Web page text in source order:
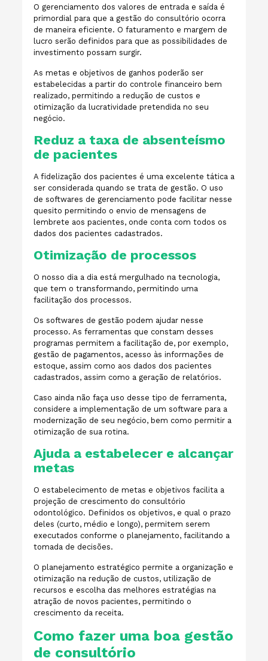
O gerenciamento dos valores de entrada e saída é
primordial para que a gestão do consultório ocorra
de maneira eficiente. O faturamento e margem de
lucro serão definidos para que as possibilidades de
investimento possam surgir.
As metas e objetivos de ganhos poderão ser
estabelecidas a partir do controle financeiro bem
realizado, permitindo a redução de custos e
otimização da lucratividade pretendida no seu
negócio.
Reduz a taxa de absenteísmo
de pacientes
A fidelização dos pacientes é uma excelente tática a
ser considerada quando se trata de gestão. O uso
de softwares de gerenciamento pode facilitar nesse
quesito permitindo o envio de mensagens de
lembrete aos pacientes, onde conta com todos os
dados dos pacientes cadastrados.
Otimização de processos
O nosso dia a dia está mergulhado na tecnologia,
que tem o transformando, permitindo uma
facilitação dos processos.
Os softwares de gestão podem ajudar nesse
processo. As ferramentas que constam desses
programas permitem a facilitação de, por exemplo,
gestão de pagamentos, acesso às informações de
estoque, assim como aos dados dos pacientes
cadastrados, assim como a geração de relatórios.
Caso ainda não faça uso desse tipo de ferramenta,
considere a implementação de um software para a
modernização de seu negócio, bem como permitir a
otimização de sua rotina.
Ajuda a estabelecer e alcançar
metas
O estabelecimento de metas e objetivos facilita a
projeção de crescimento do consultório
odontológico. Definidos os objetivos, e qual o prazo
deles (curto, médio e longo), permitem serem
executados conforme o planejamento, facilitando a
tomada de decisões.
O planejamento estratégico permite a organização e
otimização na redução de custos, utilização de
recursos e escolha das melhores estratégias na
atração de novos pacientes, permitindo o
crescimento da receita.
Como fazer uma boa gestão
de consultório